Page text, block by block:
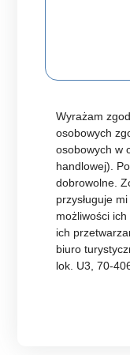
Wyrażam
osobowych
osobowych w
handlowej).
dobrowolne.
przysługuje
możliwości
ich
biuro
lok. U3, 70-